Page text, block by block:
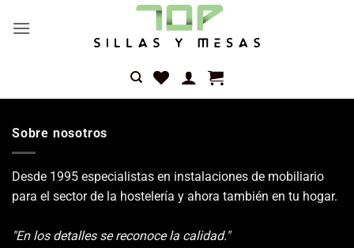
Sobre nosotros
Desde 1995 especialistas en instalaciones de mobiliario
para el sector de la hostelería y ahora también en tu hogar.
"En los detalles se reconoce la calidad."